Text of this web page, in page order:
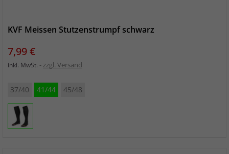
KVF Meissen Stutzenstrumpf schwarz
Preis
7,99 €
inkl. MwSt. zzgl. Versand
37/40 41/44 45/48